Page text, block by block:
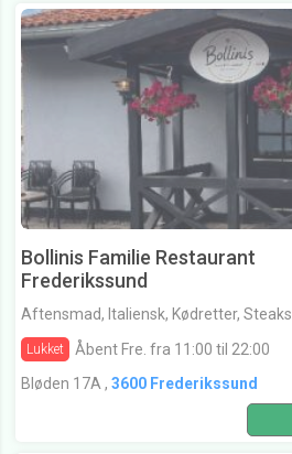
Bollinis Familie Restaurant
Frederikssund
Aftensmad, Italiensk, Kødretter, Steaks
Lukket Åbent Fre. fra 11:00 til 22:00
Bløden 17A , 3600 Frederikssund